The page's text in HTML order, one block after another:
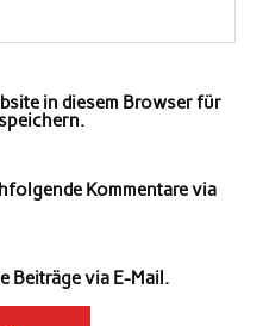
in diesem Browser für
Kommentare via
Beiträge via E-Mail.